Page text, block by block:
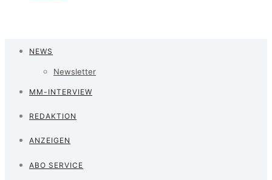
NEWS
Newsletter
MM-INTERVIEW
REDAKTION
ANZEIGEN
ABO SERVICE